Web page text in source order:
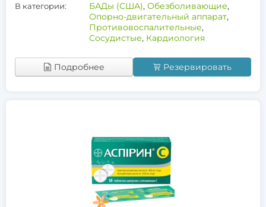
В категории: БАДы (США), Обезболивающие,
Опорно-двигательный аппарат,
Противовоспалительные,
Сосудистые, Кардиология
Подробнее Резервировать